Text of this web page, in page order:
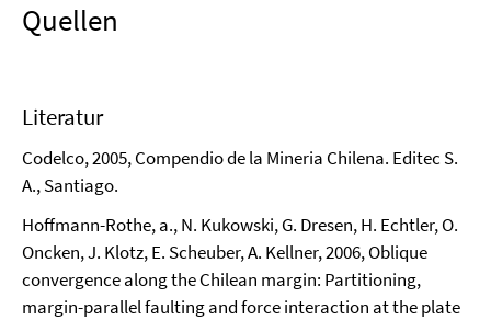
Quellen
Literatur
Codelco, 2005, Compendio de la Mineria Chilena. Editec S.
A., Santiago.
Hoffmann-Rothe, a., N. Kukowski, G. Dresen, H. Echtler, O.
Oncken, J. Klotz, E. Scheuber, A. Kellner, 2006, Oblique
convergence along the Chilean margin: Partitioning,
margin-parallel faulting and force interaction at the plate